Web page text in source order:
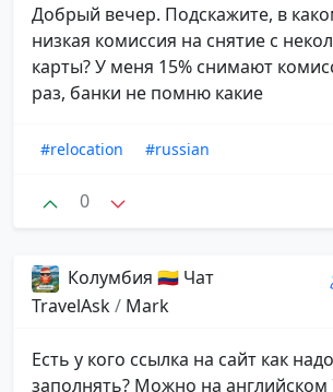
Добрый вечер. Подскажите, в
низкая комиссия на снятие с
карты? У меня 15% снимают
раз, банки не помню какие
#relocation #russian
0
Колумбия 🇨🇴 Чат
TravelAsk/ Mark
Есть у кого ссылка на сайт как
заполнять? Можно на английском